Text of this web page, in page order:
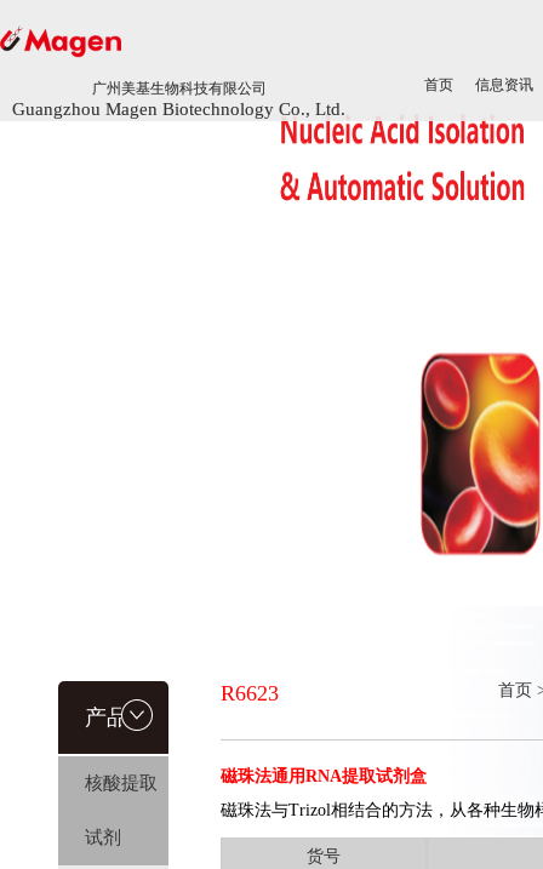
广州美基生物科技有限公司
Guangzhou Magen Biotechnology Co., Ltd.
首页 信息资讯
广州美基生物科技有限公司
Guangzhou Magen Biotechnology Co., Ltd.
首页 信息资讯
产品信
息
核酸提取
试剂
R6623 首页
磁珠法通用RNA提取试剂盒
磁珠法与Trizol相结合的方法，从各种生物
R6623，R6623-02，R6623-03
货号